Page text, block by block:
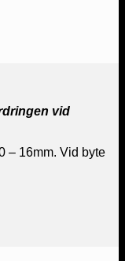
vid
– 16mm. Vid byte